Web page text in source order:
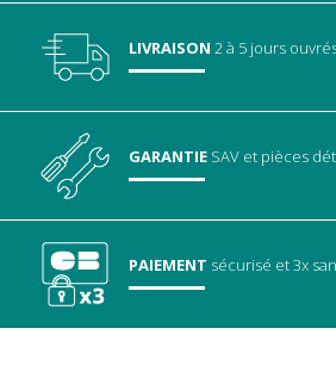
LIVRAISON 2 à 5 jours
GARANTIE SAV et pièces
PAIEMENT sécurisé et 3x